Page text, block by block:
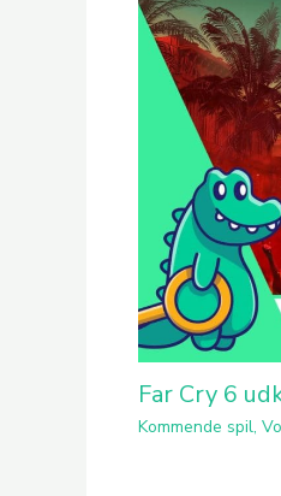
Far Cry 6
Kommende spil,